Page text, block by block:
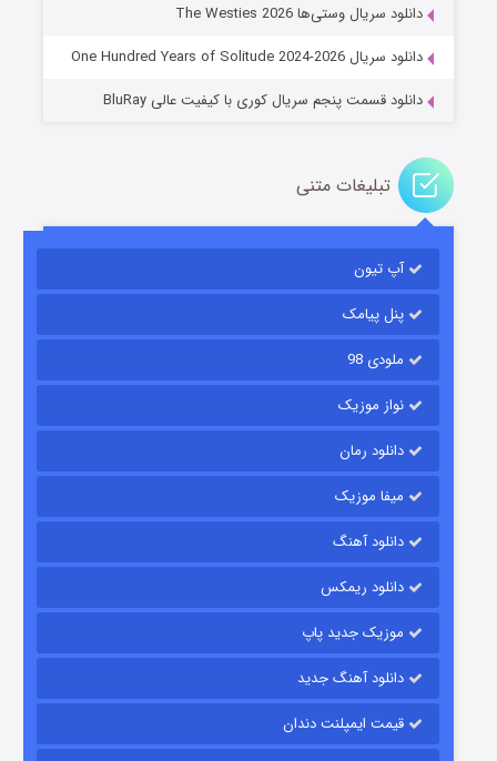
مردگان متحرک: شهر مرده ۳
قسمت۲ (زیرنویس) منتشر شد
قسمت۷ (زیرنویس) منتشر شد
دانلود سریال وستی‌ها The Westies 2026
دانلود سریال One Hundred Years of Solitude 2024-2026
دانلود قسمت پنجم سریال کوری با کیفیت عالی BluRay
تبلیغات متنی
آپ تیون
پنل پیامک
ملودی 98
نواز موزیک
دانلود رمان
میفا موزیک
دانلود آهنگ
دانلود ریمکس
موزیک جدید پاپ
دانلود آهنگ جدید
قیمت ایمپلنت دندان